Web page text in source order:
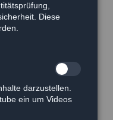
Diese
darzustellen.
ein um Videos